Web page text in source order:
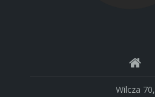
Wilcza 70,